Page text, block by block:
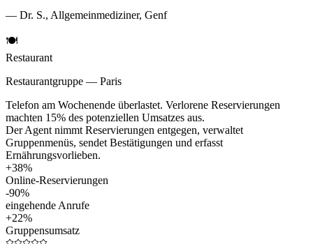
— Dr. S., Allgemeinmediziner, Genf
🍽️
Restaurant
Restaurantgruppe — Paris
Telefon am Wochenende überlastet. Verlorene Reservierungen
machten 15% des potenziellen Umsatzes aus.
Der Agent nimmt Reservierungen entgegen, verwaltet
Gruppenmenüs, sendet Bestätigungen und erfasst
Ernährungsvorlieben.
+38%
Online-Reservierungen
-90%
eingehende Anrufe
+22%
Gruppensumsatz